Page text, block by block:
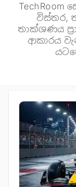
විස්තර,
තාක්ශණය
ආකාරය